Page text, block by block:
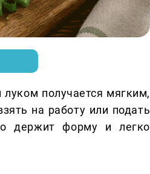
получается мягким,
на работу или подать
держит форму и легко